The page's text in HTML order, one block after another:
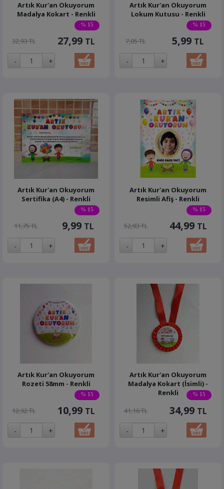
% 15
Artık Kur'an Okuyorum
Madalya Kokart - Renkli
32,93 TL 27,99 TL
% 15
Artık Kur'an Okuyorum
Lokum Kutusu - Renkli
7,05 TL 5,99 TL
% 15
Artık Kur'an Okuyorum
Sertifika (A4) - Renkli
11,75 TL 9,99 TL
% 15
Artık Kur'an Okuyorum
Resimli Afiş - Renkli
52,93 TL 44,99 TL
% 15
Artık Kur'an Okuyorum
Rozeti 58mm - Renkli
12,92 TL 10,99 TL
% 15
Artık Kur'an Okuyorum
Madalya Kokart (İsimli) -
Renkli
41,16 TL
34,99 TL